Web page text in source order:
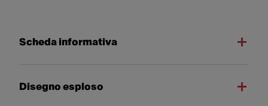
Scheda informativa
Disegno esploso